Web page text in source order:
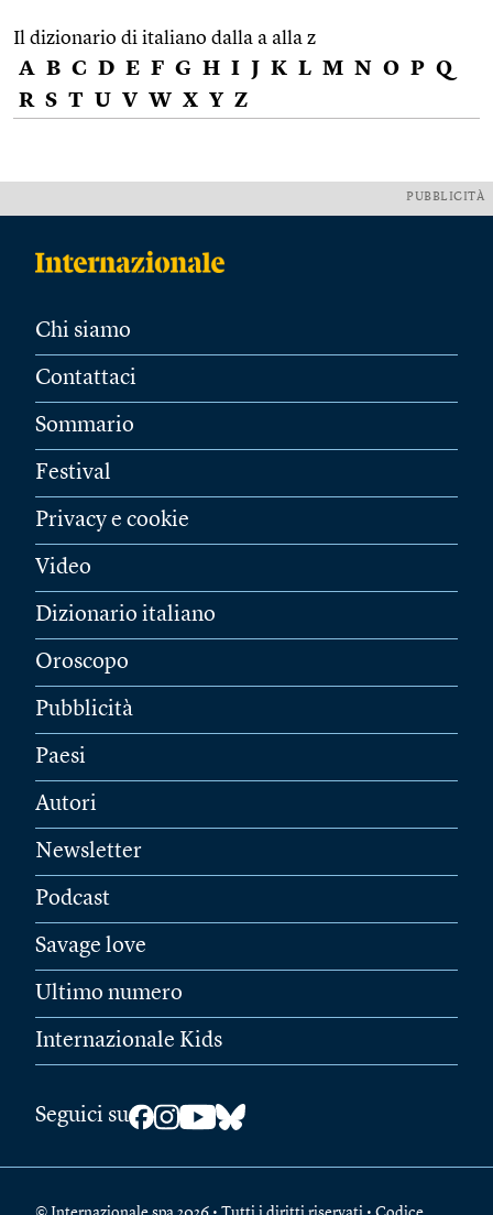
Il dizionario di italiano dalla a alla z
A B C D E F G H I J K L M N O P Q
R S T U V W X Y Z
PUBBLICITÀ
Chi siamo
Contattaci
Sommario
Festival
Privacy e cookie
Video
Dizionario italiano
Oroscopo
Pubblicità
Paesi
Autori
Newsletter
Podcast
Savage love
Ultimo numero
Internazionale Kids
Seguici su